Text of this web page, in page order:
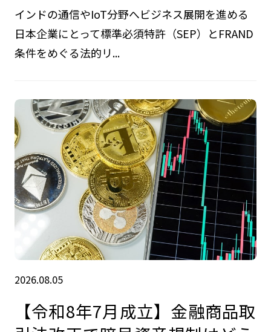
インドの通信やIoT分野へビジネス展開を進める
日本企業にとって標準必須特許（SEP）とFRAND
条件をめぐる法的リ...
2026.08.05
【令和8年7月成立】金融商品取